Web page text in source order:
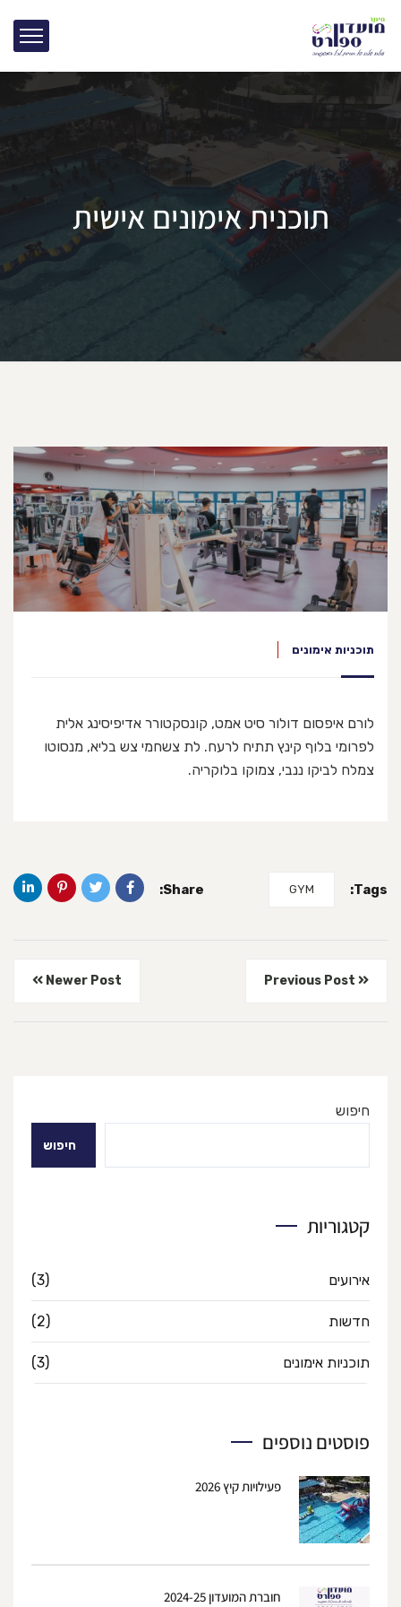
תוכנית אימונים אישית
תוכניות אימונים
לורם איפסום דולור סיט אמט, קונסקטורר אדיפיסינג אלית
לפרומי בלוף קינץ תתיח לרעח. לת צשחמי צש בליא, מנסוטו
צמלח לביקו ננבי, צמוקו בלוקריה.
Tags:
GYM
Share:
Previous Post
Newer Post
חיפוש
חיפוש
קטגוריות
אירועים (3)
חדשות (2)
תוכניות אימונים (3)
פוסטים נוספים
פעילויות קיץ 2026
חוברת המועדון 2024-25